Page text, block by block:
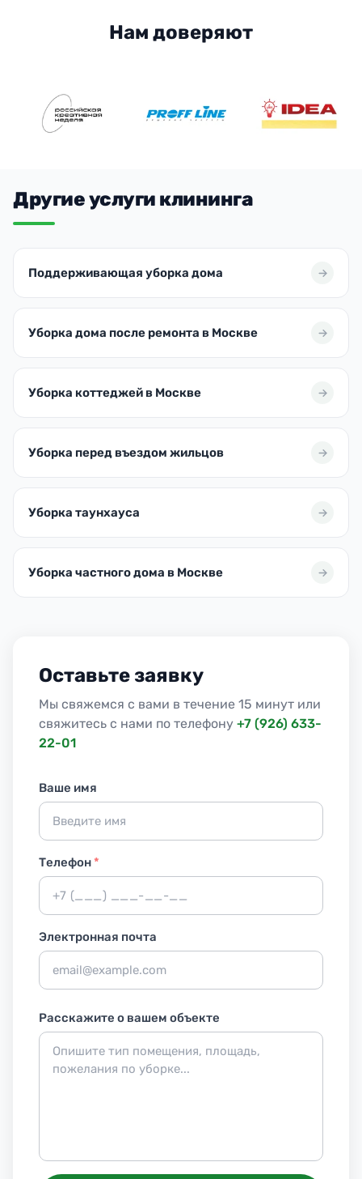
Нам доверяют
Другие услуги клининга
Поддерживающая уборка дома
Уборка дома после ремонта в Москве
Уборка коттеджей в Москве
Уборка перед въездом жильцов
Уборка таунхауса
Уборка частного дома в Москве
Оставьте заявку
Мы свяжемся с вами в течение 15 минут или
свяжитесь с нами по телефону +7 (926) 633-
22-01
Ваше имя
Телефон*
Электронная почта
Расскажите о вашем объекте